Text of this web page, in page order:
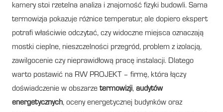
kamery stoi rzetelna analiza i znajomość fizyki budowli. Sama
termowizja pokazuje różnice temperatur, ale dopiero ekspert
potrafi właściwie odczytać, czy widoczne miejsca oznaczają
mostki cieplne, nieszczelności przegród, problem z izolacją,
zawilgocenie czy nieprawidłową pracę instalacji. Dlatego
warto postawić na RW PROJEKT – firmę, która łączy
doświadczenie w obszarze termowizji, audytów
energetycznych, oceny energetycznej budynków oraz